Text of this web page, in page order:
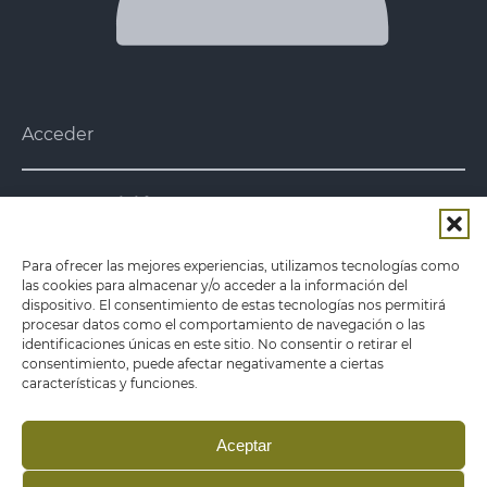
Para ofrecer las mejores experiencias, utilizamos tecnologías como
las cookies para almacenar y/o acceder a la información del
dispositivo. El consentimiento de estas tecnologías nos permitirá
procesar datos como el comportamiento de navegación o las
identificaciones únicas en este sitio. No consentir o retirar el
consentimiento, puede afectar negativamente a ciertas
características y funciones.
Aceptar
Acceder
preparados de gran calidad a la vez que
saludables, fomentando cada vez más el producto
local.
Aviso legal